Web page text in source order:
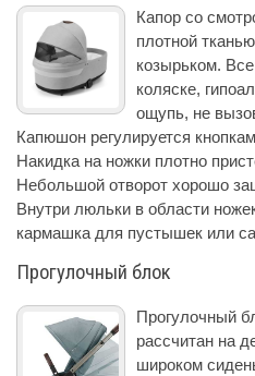
Капор со
плотной
козырьком.
коляске,
ощупь, не
Капюшон регулируется
Накидка на ножки плотно
Небольшой отворот хорошо
Внутри люльки в области
кармашка для пустышек или
Прогулочный блок
Прогулочный
рассчитан на
широком